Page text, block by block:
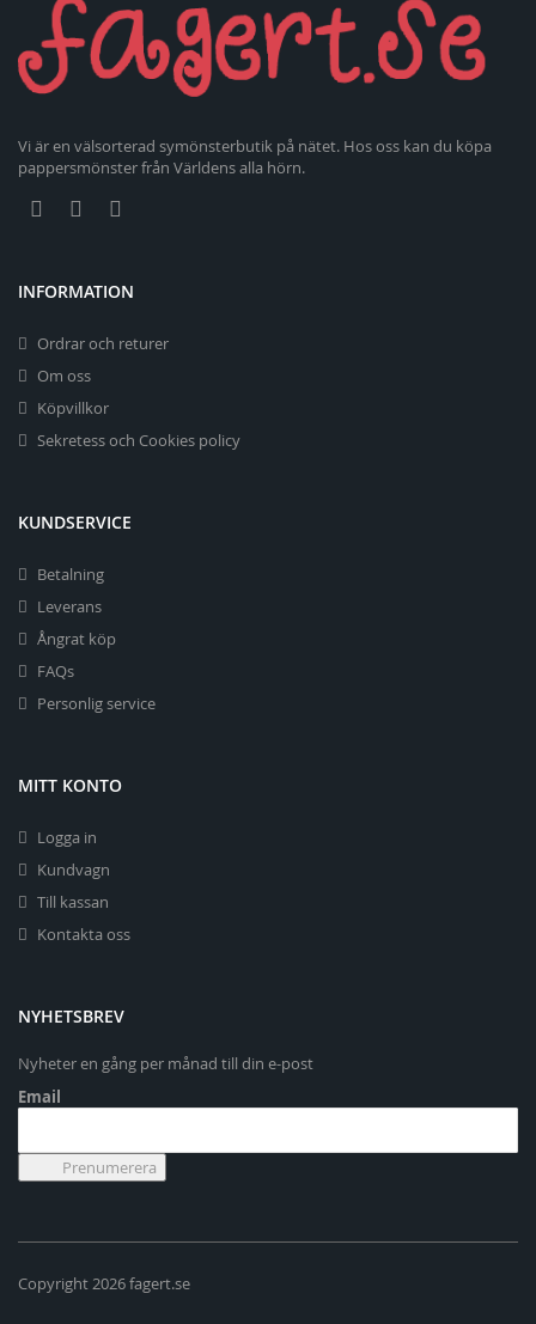
Vi är en välsorterad symönsterbutik på nätet. Hos oss kan du köpa
pappersmönster från Världens alla hörn.
INFORMATION
Ordrar och returer
Om oss
Köpvillkor
Sekretess och Cookies policy
KUNDSERVICE
Betalning
Leverans
Ångrat köp
FAQs
Personlig service
MITT KONTO
Logga in
Kundvagn
Till kassan
Kontakta oss
NYHETSBREV
Nyheter en gång per månad till din e-post
Email
Copyright 2026 fagert.se